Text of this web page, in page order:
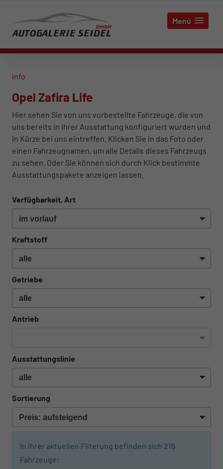
Menü
info
Opel Zafira Life
Hier sehen Sie von uns vorbestellte Fahrzeuge, die von
uns bereits in ihrer Ausstattung konfiguriert wurden und
in Kürze bei uns eintreffen. Klicken Sie in das Foto oder
einen Fahrzeugnamen, um alle Details dieses Fahrzeugs
zu sehen. Oder Sie können sich durch Klick bestimmte
Ausstattungspakete anzeigen lassen.
Verfügbarkeit, Art
Kraftstoff
Getriebe
Antrieb
Ausstattungslinie
Sortierung
In Ihrer aktuellen Filterung befinden sich 216
Fahrzeuge: